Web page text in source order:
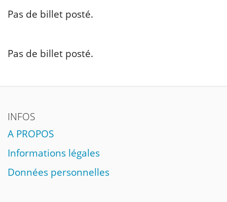
Pas de billet posté.
Pas de billet posté.
INFOS
A PROPOS
Informations légales
Données personnelles